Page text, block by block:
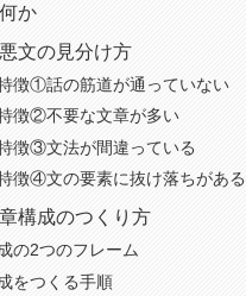
か
文の見分け方
徴①話の筋道が通っていない
徴②不要な文章が多い
徴③文法が間違っている
徴④文の要素に抜け落ちがある
構成のつくり方
の2つのフレーム
をつくる手順